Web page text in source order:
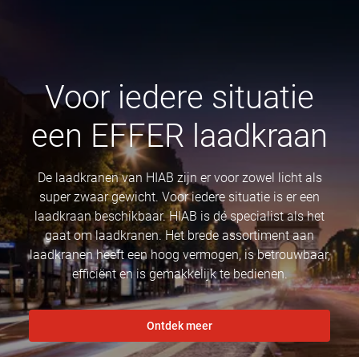
Voor iedere situatie
een EFFER laadkraan
De laadkranen van HIAB zijn er voor zowel licht als
super zwaar gewicht. Voor iedere situatie is er een
laadkraan beschikbaar. HIAB is dé specialist als het
gaat om laadkranen. Het brede assortiment aan
laadkranen heeft een hoog vermogen, is betrouwbaar,
efficiënt en is gemakkelijk te bedienen.
Ontdek meer